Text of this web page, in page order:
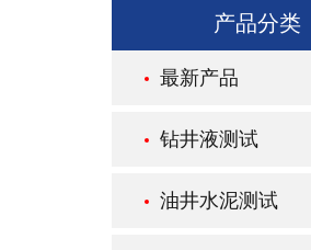
产品分类
最新产品
钻井液测试
油井水泥测试